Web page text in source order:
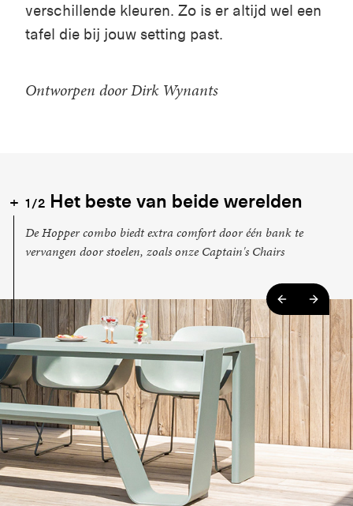
verschillende kleuren. Zo is er altijd wel een
tafel die bij jouw setting past.
Ontworpen door Dirk Wynants
1/2 Het beste van beide werelden
De Hopper combo biedt extra comfort door één bank te
vervangen door stoelen, zoals onze Captain's Chairs